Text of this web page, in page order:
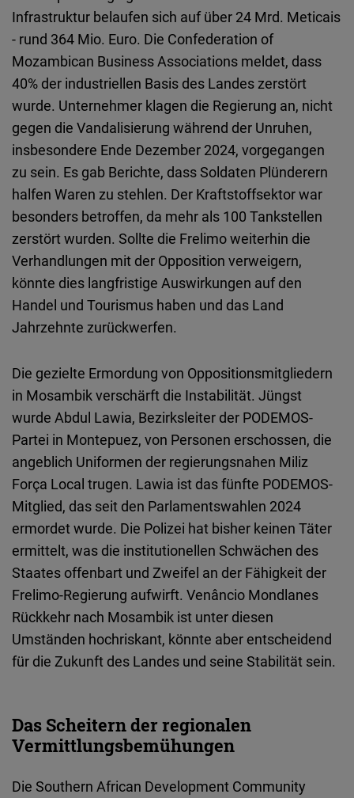
Infrastruktur belaufen sich auf über 24 Mrd. Meticais
- rund 364 Mio. Euro. Die Confederation of
Mozambican Business Associations meldet, dass
40% der industriellen Basis des Landes zerstört
wurde. Unternehmer klagen die Regierung an, nicht
gegen die Vandalisierung während der Unruhen,
insbesondere Ende Dezember 2024, vorgegangen
zu sein. Es gab Berichte, dass Soldaten Plünderern
halfen Waren zu stehlen. Der Kraftstoffsektor war
besonders betroffen, da mehr als 100 Tankstellen
zerstört wurden. Sollte die Frelimo weiterhin die
Verhandlungen mit der Opposition verweigern,
könnte dies langfristige Auswirkungen auf den
Handel und Tourismus haben und das Land
Jahrzehnte zurückwerfen.
Die gezielte Ermordung von Oppositionsmitgliedern
in Mosambik verschärft die Instabilität. Jüngst
wurde Abdul Lawia, Bezirksleiter der PODEMOS-
Partei in Montepuez, von Personen erschossen, die
angeblich Uniformen der regierungsnahen Miliz
Força Local trugen. Lawia ist das fünfte PODEMOS-
Mitglied, das seit den Parlamentswahlen 2024
ermordet wurde. Die Polizei hat bisher keinen Täter
ermittelt, was die institutionellen Schwächen des
Staates offenbart und Zweifel an der Fähigkeit der
Frelimo-Regierung aufwirft. Venâncio Mondlanes
Rückkehr nach Mosambik ist unter diesen
Umständen hochriskant, könnte aber entscheidend
für die Zukunft des Landes und seine Stabilität sein.
Das Scheitern der regionalen
Vermittlungsbemühungen
Die Southern African Development Community